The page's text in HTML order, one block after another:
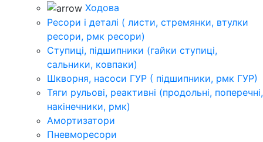
Ходова
Ресори і деталі ( листи, стремянки, втулки
ресори, рмк ресори)
Ступиці, підшипники (гайки ступиці,
сальники, ковпаки)
Шкворня, насоси ГУР ( підшипники, рмк ГУР)
Тяги рульові, реактивні (продольні, поперечні,
накінечники, рмк)
Амортизатори
Пневморесори